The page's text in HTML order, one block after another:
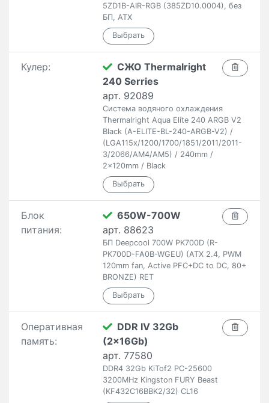
5ZD1B-AIR-RGB (385ZD10.0004), без
БП, ATX
Кулер:
СЖО Thermalright
240 Serries
арт. 92089
Система водяного охлаждения
Thermalright Aqua Elite 240 ARGB V2
Black (A-ELITE-BL-240-ARGB-V2) /
(LGA115x/1200/1700/1851/2011/2011-
3/2066/AM4/AM5) / 240mm /
2x120mm / Black
Блок
питания:
650W-700W
арт. 88623
БП Deepcool 700W PK700D (R-
PK700D-FA0B-WGEU) (ATX 2.4, PWM
120mm fan, Active PFC+DC to DC, 80+
BRONZE) RET
Оперативная
память:
DDR IV 32Gb
(2x16Gb)
арт. 77580
DDR4 32Gb KiTof2 PC-25600
3200MHz Kingston FURY Beast
(KF432C16BBK2/32) CL16